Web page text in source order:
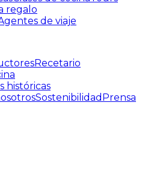
regalo
de viaje
Recetario
históricas
Sostenibilidad Prensa